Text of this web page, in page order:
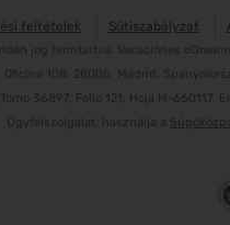
feltételek Sütiszabályzat
jog fenntartva. Vacaciones
Oficina 108, 28005, Madrid,
36897, Folio 121, Hoja M-
Ügyfélszolgálat: használja a